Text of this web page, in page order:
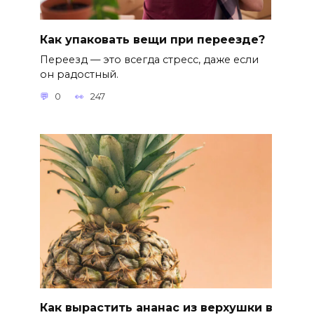
Как упаковать вещи при переезде?
Переезд — это всегда стресс, даже если
он радостный.
0 247
Как вырастить ананас из верхушки в